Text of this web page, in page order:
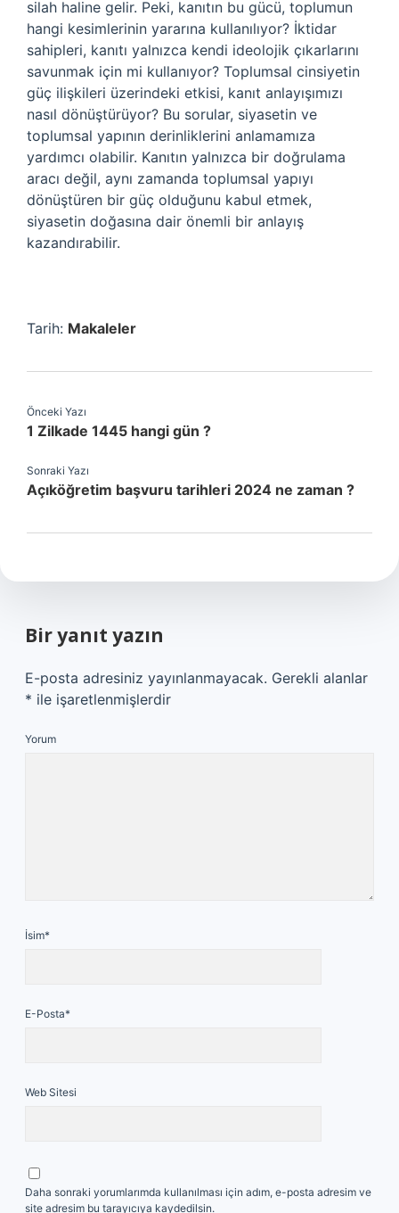
silah haline gelir. Peki, kanıtın bu gücü, toplumun
hangi kesimlerinin yararına kullanılıyor? İktidar
sahipleri, kanıtı yalnızca kendi ideolojik çıkarlarını
savunmak için mi kullanıyor? Toplumsal cinsiyetin
güç ilişkileri üzerindeki etkisi, kanıt anlayışımızı
nasıl dönüştürüyor? Bu sorular, siyasetin ve
toplumsal yapının derinliklerini anlamamıza
yardımcı olabilir. Kanıtın yalnızca bir doğrulama
aracı değil, aynı zamanda toplumsal yapıyı
dönüştüren bir güç olduğunu kabul etmek,
siyasetin doğasına dair önemli bir anlayış
kazandırabilir.
Tarih: Makaleler
Önceki Yazı
1 Zilkade 1445 hangi gün ?
Sonraki Yazı
Açıköğretim başvuru tarihleri 2024 ne zaman ?
Bir yanıt yazın
E-posta adresiniz yayınlanmayacak. Gerekli alanlar
* ile işaretlenmişlerdir
Yorum
İsim*
E-Posta*
Web Sitesi
Daha sonraki yorumlarımda kullanılması için adım, e-posta adresim ve
site adresim bu tarayıcıya kaydedilsin.